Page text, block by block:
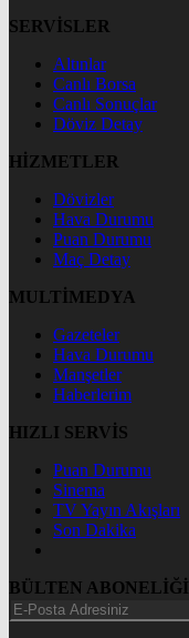
SERVİSLER
Altınlar
Canlı Borsa
Canlı Sonuçlar
Döviz Detay
HİZMETLER
Dövizler
Hava Durumu
Puan Durumu
Maç Detay
MULTİMEDYA
Gazeteler
Hava Durumu
Manşetler
Haberlerim
HIZLI SERVİS
Puan Durumu
Sinema
TV Yayın Akışları
Son Dakika
BÜLTEN ABONELİĞİ